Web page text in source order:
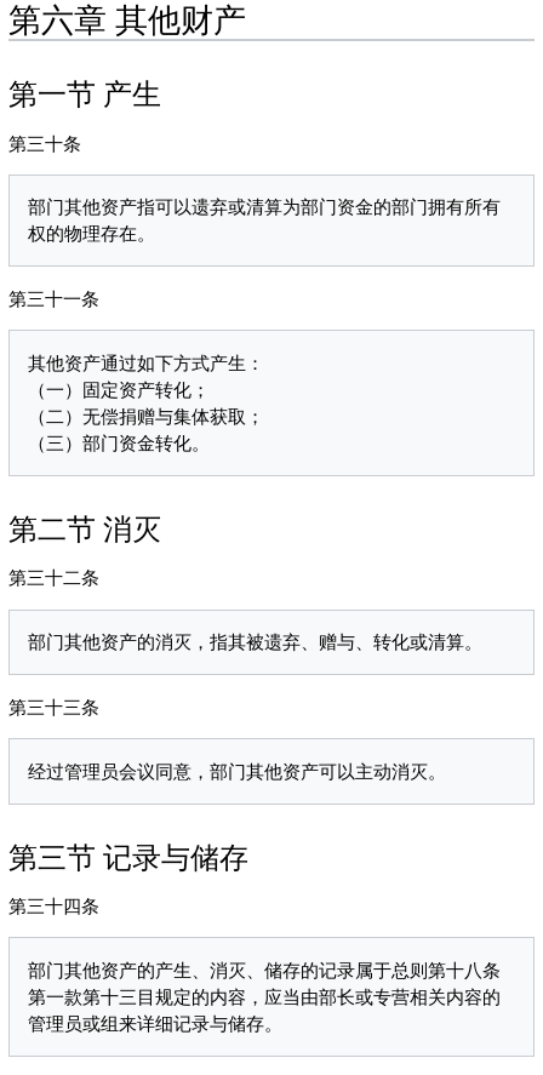
第六章 其他财产
第一节 产生
第三十条
部门其他资产指可以遗弃或清算为部门资金的部门拥有所有
第三十一条
其他资产通过如下方式产生：
（一）固定资产转化；
（二）无偿捐赠与集体获取；
第二节 消灭
第三十二条
第三十三条
第三节 记录与储存
第三十四条
部门其他资产的产生、消灭、储存的记录属于总则第十八条
第一款第十三目规定的内容，应当由部长或专营相关内容的